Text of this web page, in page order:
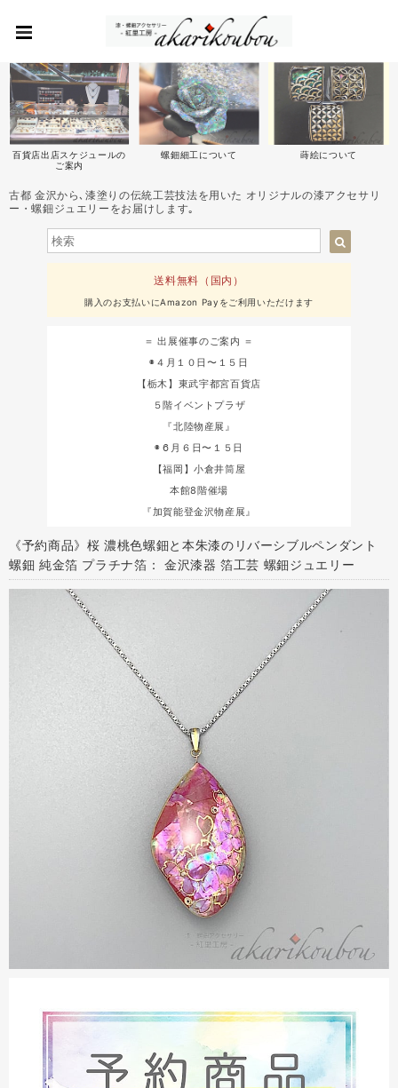
百貨店出店スケジュールの
ご案内
螺鈿細工について 蒔絵について
古都 金沢から､漆塗りの伝統工芸技法を用いた オリジナルの漆アクセサリ
ー・螺鈿ジュエリーをお届けします｡
送料無料（国内）
購入のお支払いにAmazon Payをご利用いただけます
＝ 出展催事のご案内 ＝
◉４月１０日〜１５日
【栃木】東武宇都宮百貨店
５階イベントプラザ
『北陸物産展』
◉６月６日〜１５日
【福岡】小倉井筒屋
本館8階催場
『加賀能登金沢物産展』
《予約商品》桜 濃桃色螺鈿と本朱漆のリバーシブルペンダント
螺鈿 純金箔 プラチナ箔： 金沢漆器 箔工芸 螺鈿ジュエリー